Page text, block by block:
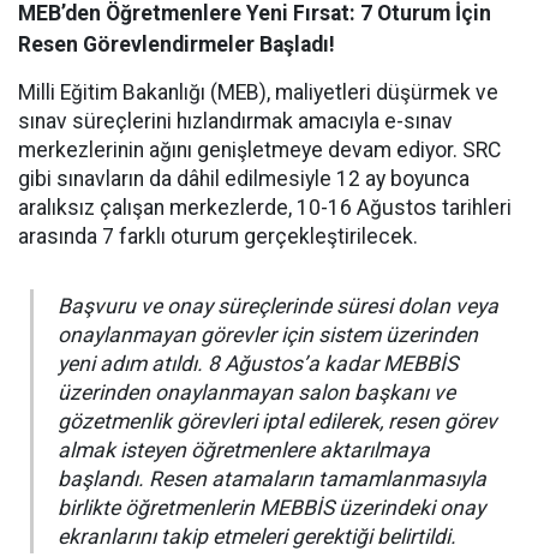
MEB’den Öğretmenlere Yeni Fırsat: 7 Oturum İçin
Resen Görevlendirmeler Başladı!
Milli Eğitim Bakanlığı (MEB), maliyetleri düşürmek ve
sınav süreçlerini hızlandırmak amacıyla e-sınav
merkezlerinin ağını genişletmeye devam ediyor. SRC
gibi sınavların da dâhil edilmesiyle 12 ay boyunca
aralıksız çalışan merkezlerde, 10-16 Ağustos tarihleri
arasında 7 farklı oturum gerçekleştirilecek.
Başvuru ve onay süreçlerinde süresi dolan veya
onaylanmayan görevler için sistem üzerinden
yeni adım atıldı. 8 Ağustos’a kadar MEBBİS
üzerinden onaylanmayan salon başkanı ve
gözetmenlik görevleri iptal edilerek, resen görev
almak isteyen öğretmenlere aktarılmaya
başlandı. Resen atamaların tamamlanmasıyla
birlikte öğretmenlerin MEBBİS üzerindeki onay
ekranlarını takip etmeleri gerektiği belirtildi.